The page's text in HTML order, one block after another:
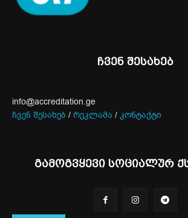
ჩვენ შესახებ
info@accreditation.ge
ჩვენ შესახებ / რეკლამა / კონტაქტი
გამოგვყევი სოციალურ